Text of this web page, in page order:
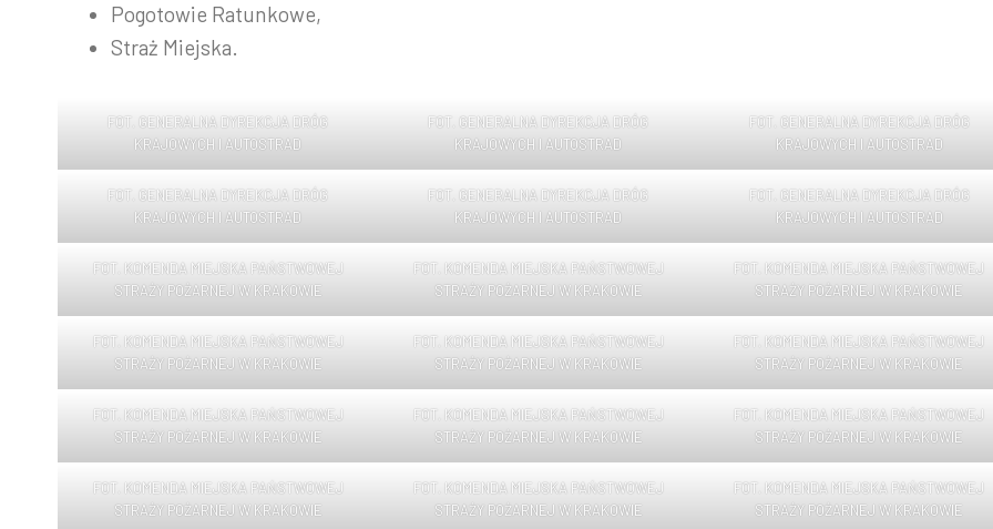
Pogotowie Ratunkowe,
Straż Miejska.
FOT. GENERALNA DYREKCJA DRÓG
KRAJOWYCH I AUTOSTRAD
FOT. GENERALNA DYREKCJA DRÓG
KRAJOWYCH I AUTOSTRAD
FOT. GENERALNA DYREKCJA DRÓG
KRAJOWYCH I AUTOSTRAD
FOT. GENERALNA DYREKCJA DRÓG
KRAJOWYCH I AUTOSTRAD
FOT. GENERALNA DYREKCJA DRÓG
KRAJOWYCH I AUTOSTRAD
FOT. GENERALNA DYREKCJA DRÓG
KRAJOWYCH I AUTOSTRAD
FOT. KOMENDA MIEJSKA PAŃSTWOWEJ
STRAŻY POŻARNEJ W KRAKOWIE
FOT. KOMENDA MIEJSKA PAŃSTWOWEJ
STRAŻY POŻARNEJ W KRAKOWIE
FOT. KOMENDA MIEJSKA PAŃSTWOWEJ
STRAŻY POŻARNEJ W KRAKOWIE
FOT. KOMENDA MIEJSKA PAŃSTWOWEJ
STRAŻY POŻARNEJ W KRAKOWIE
FOT. KOMENDA MIEJSKA PAŃSTWOWEJ
STRAŻY POŻARNEJ W KRAKOWIE
FOT. KOMENDA MIEJSKA PAŃSTWOWEJ
STRAŻY POŻARNEJ W KRAKOWIE
FOT. KOMENDA MIEJSKA PAŃSTWOWEJ
STRAŻY POŻARNEJ W KRAKOWIE
FOT. KOMENDA MIEJSKA PAŃSTWOWEJ
STRAŻY POŻARNEJ W KRAKOWIE
FOT. KOMENDA MIEJSKA PAŃSTWOWEJ
STRAŻY POŻARNEJ W KRAKOWIE
FOT. KOMENDA MIEJSKA PAŃSTWOWEJ
STRAŻY POŻARNEJ W KRAKOWIE
FOT. KOMENDA MIEJSKA PAŃSTWOWEJ
STRAŻY POŻARNEJ W KRAKOWIE
FOT. KOMENDA MIEJSKA PAŃSTWOWEJ
STRAŻY POŻARNEJ W KRAKOWIE